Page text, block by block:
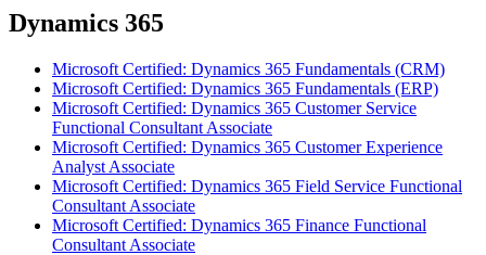
Dynamics 365
Microsoft Certified: Dynamics 365 Fundamentals (CRM)
Microsoft Certified: Dynamics 365 Fundamentals (ERP)
Microsoft Certified: Dynamics 365 Customer Service
Functional Consultant Associate
Microsoft Certified: Dynamics 365 Customer Experience
Analyst Associate
Microsoft Certified: Dynamics 365 Field Service Functional
Consultant Associate
Microsoft Certified: Dynamics 365 Finance Functional
Consultant Associate